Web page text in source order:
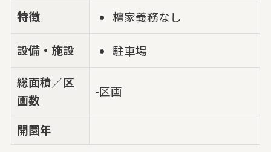
特徴
檀家義務なし
設備・施設
駐車場
総面積／区
画数
-区画
開園年